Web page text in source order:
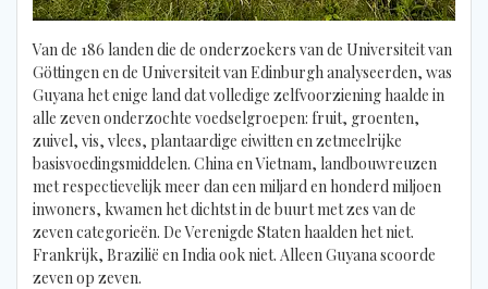
Van de 186 landen die de onderzoekers van de Universiteit van
Göttingen en de Universiteit van Edinburgh analyseerden, was
Guyana het enige land dat volledige zelfvoorziening haalde in
alle zeven onderzochte voedselgroepen: fruit, groenten,
zuivel, vis, vlees, plantaardige eiwitten en zetmeelrijke
basisvoedingsmiddelen. China en Vietnam, landbouwreuzen
met respectievelijk meer dan een miljard en honderd miljoen
inwoners, kwamen het dichtst in de buurt met zes van de
zeven categorieën. De Verenigde Staten haalden het niet.
Frankrijk, Brazilië en India ook niet. Alleen Guyana scoorde
zeven op zeven.